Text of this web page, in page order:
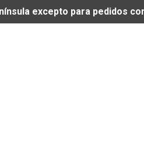
excepto para pedidos